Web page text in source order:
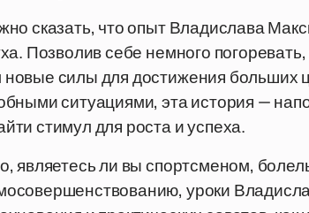
сказать, что опыт Владислава
Позволив себе немного
силы для достижения больших
ситуациями, эта история —
стимул для роста и успеха.
являетесь ли вы спортсменом,
уроки